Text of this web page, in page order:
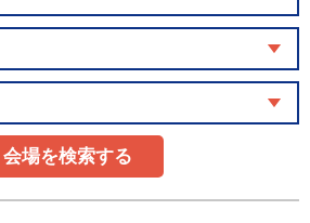
会場を検索する